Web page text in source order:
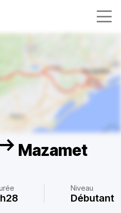
Mazamet
Niveau
Débutant